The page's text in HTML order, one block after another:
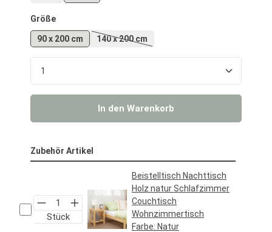
Größeauswählen
90 x 200 cm 140 x 200 cm
(Diese Option ist zurzeit nicht verfügbar.)
Produkt Anzahl: Gib den gewünschten Wert
In den Warenkorb
Zubehör Artikel
Stück
Beistelltisch Nachttisch
Holz natur Schlafzimmer
Couchtisch
Wohnzimmertisch
Farbe: Natur